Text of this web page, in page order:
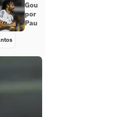
Goulart culpa tropeços em casa
por eliminação do Santos no
Paulista